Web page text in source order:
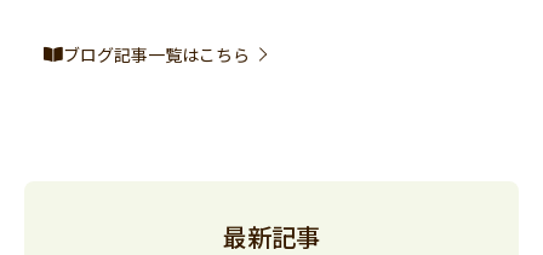
ブログ記事一覧はこちら
最新記事